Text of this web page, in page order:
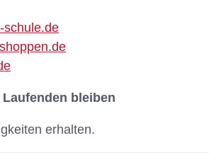
schule.de
bleiben
erhalten.